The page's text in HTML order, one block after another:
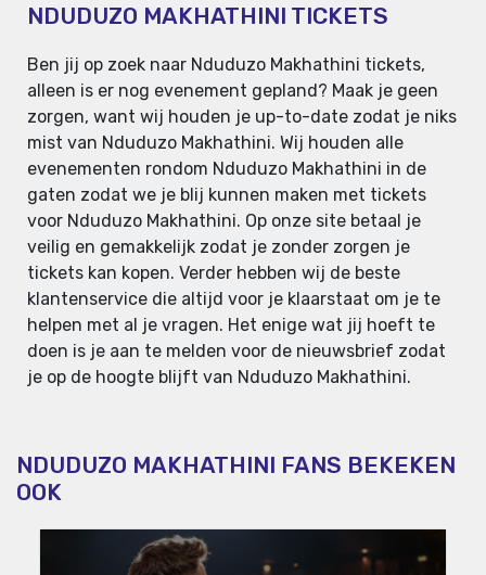
NDUDUZO MAKHATHINI TICKETS
Ben jij op zoek naar Nduduzo Makhathini tickets,
alleen is er nog evenement gepland? Maak je geen
zorgen, want wij houden je up-to-date zodat je niks
mist van Nduduzo Makhathini. Wij houden alle
evenementen rondom Nduduzo Makhathini in de
gaten zodat we je blij kunnen maken met tickets
voor Nduduzo Makhathini. Op onze site betaal je
veilig en gemakkelijk zodat je zonder zorgen je
tickets kan kopen. Verder hebben wij de beste
klantenservice die altijd voor je klaarstaat om je te
helpen met al je vragen. Het enige wat jij hoeft te
doen is je aan te melden voor de nieuwsbrief zodat
je op de hoogte blijft van Nduduzo Makhathini.
NDUDUZO MAKHATHINI FANS BEKEKEN
OOK